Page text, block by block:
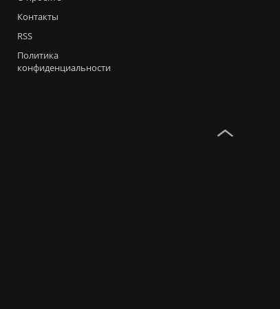
Контакты
RSS
Политика
конфиденциальности